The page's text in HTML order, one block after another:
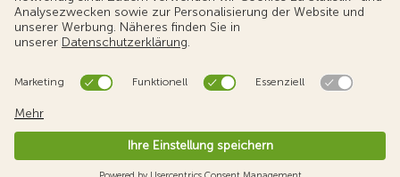
© Touring Club Schweiz
Benutzungsbedingungen - rechtliche Informationen
Cookie-Einstellungen